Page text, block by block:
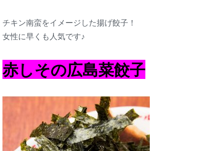
チキン南蛮をイメージした揚げ餃子！
女性に早くも人気です♪
赤しその広島菜餃子